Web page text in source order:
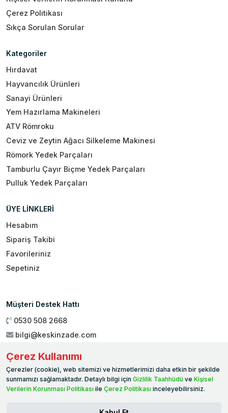
Çerez Politikası
Sıkça Sorulan Sorular
Kategoriler
Hırdavat
Hayvancılık Ürünleri
Sanayi Ürünleri
Yem Hazırlama Makineleri
ATV Römroku
Ceviz ve Zeytin Ağacı Silkeleme Makinesi
Römork Yedek Parçaları
Tamburlu Çayır Biçme Yedek Parçaları
Pulluk Yedek Parçaları
ÜYE LİNKLERİ
Hesabım
Sipariş Takibi
Favorileriniz
Sepetiniz
Müşteri Destek Hattı
0530 508 2668
bilgi@keskinzade.com
Genel Merkez: Yükseliş Mah. 1461. Sokak No:2/1 19 Mayıs
Ballıca / SAMSUN
Çerez Kullanımı
Çerezler (cookie), web sitemizi ve hizmetlerimizi daha etkin bir şekilde
sunmamızı sağlamaktadır. Detaylı bilgi için Gizlilik Taahhüdü ve Kişisel
Verilerin Korunması Politikası ile Çerez Politikası inceleyebilirsiniz.